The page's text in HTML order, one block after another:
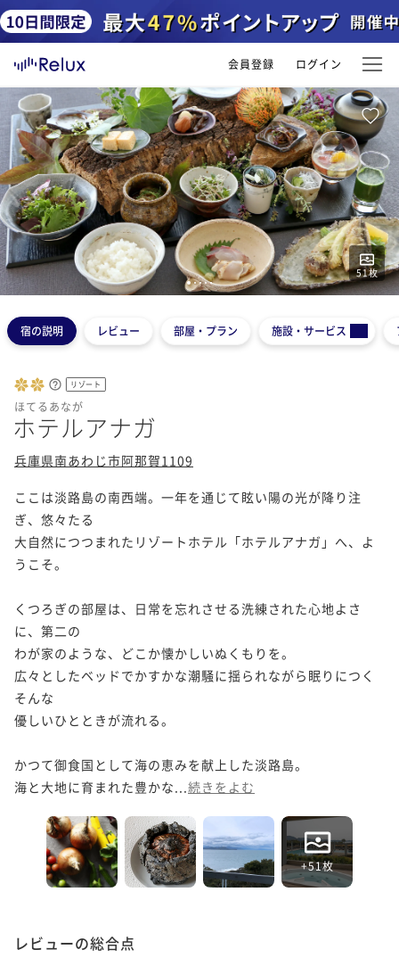
会員登録 ログイン
51枚
12345
宿の説明 レビュー 部屋・プラン 施設・サービス
リゾート
ほてるあなが
ホテルアナガ
兵庫県南あわじ市阿那賀1109
ここは淡路島の南西端。一年を通じて眩い陽の光が降り注
ぎ、悠々たる
大自然につつまれたリゾートホテル「ホテルアナガ」へ、よ
うこそ。
くつろぎの部屋は、日常を忘れさせる洗練された心地よさ
に、第二の
わが家のような、どこか懐かしいぬくもりを。
広々としたベッドでかすかな潮騒に揺られながら眠りにつく
そんな
優しいひとときが流れる。
かつて御食国として海の恵みを献上した淡路島。
海と大地に育まれた豊かな... 続きをよむ
+51枚
レビューの総合点